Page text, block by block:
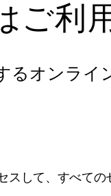
ご利
オンライ
して、すべて